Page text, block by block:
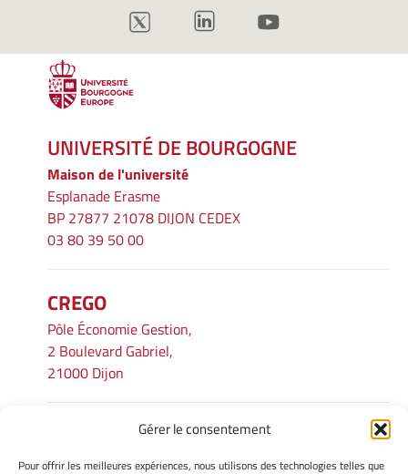
Gérer le consentement
Pour offrir les meilleures expériences, nous utilisons des technologies telles que
UNIVERSITÉ DE BOURGOGNE
Maison de l'université
Esplanade Erasme
BP 27877 21078 DIJON CEDEX
03 80 39 50 00
CREGO
Pôle Économie Gestion,
2 Boulevard Gabriel,
21000 Dijon
INFORMATIONS LÉGALES